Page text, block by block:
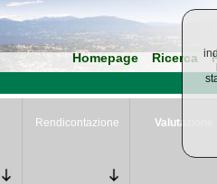
Homepage Ricerca
Rendicontazione Valutazione